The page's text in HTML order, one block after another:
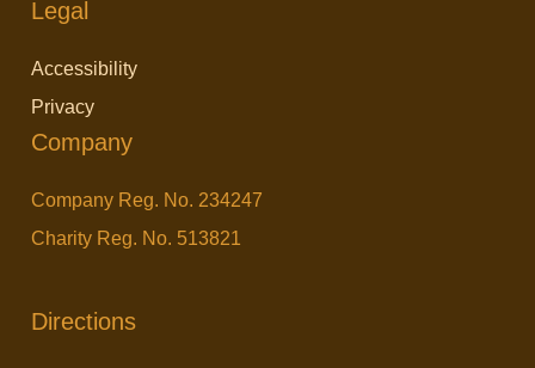
i
n
k
Legal
Accessibility
Privacy
Company
Company Reg. No. 234247
Charity Reg. No. 513821
Directions